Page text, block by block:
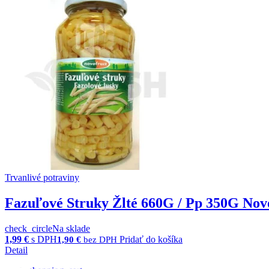
Trvanlivé potraviny
Fazuľové Struky Žlté 660G / Pp 350G
check_circleNa sklade
1,99 € s DPH1,90 € bez DPH Pridať do košíka
Detail